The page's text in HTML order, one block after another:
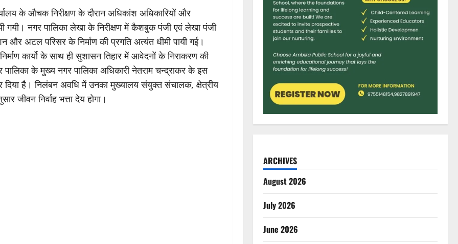
के औचक निरीक्षण के दौरान अधिकांश अधिकारियों और
गयी। नगर पालिका लेखा के निरीक्षण में कैशबुक पंजी एवं लेखा पंजी
अटल परिसर के निर्माण की प्रगति अत्यंत धीमी पायी गई।
कार्यो के साथ ही सुशासन तिहार में आवेदनों के निराकरण की
पालिका के मुख्य नगर पालिका अधिकारी नेतराम चन्द्राकर के इस
दिया है। निलंबन अवधि में उनका मुख्यालय संयुक्त संचालक, क्षेत्रीय
जीवन निर्वाह भत्ता देय होगा।
ARCHIVES
August 2026
July 2026
June 2026